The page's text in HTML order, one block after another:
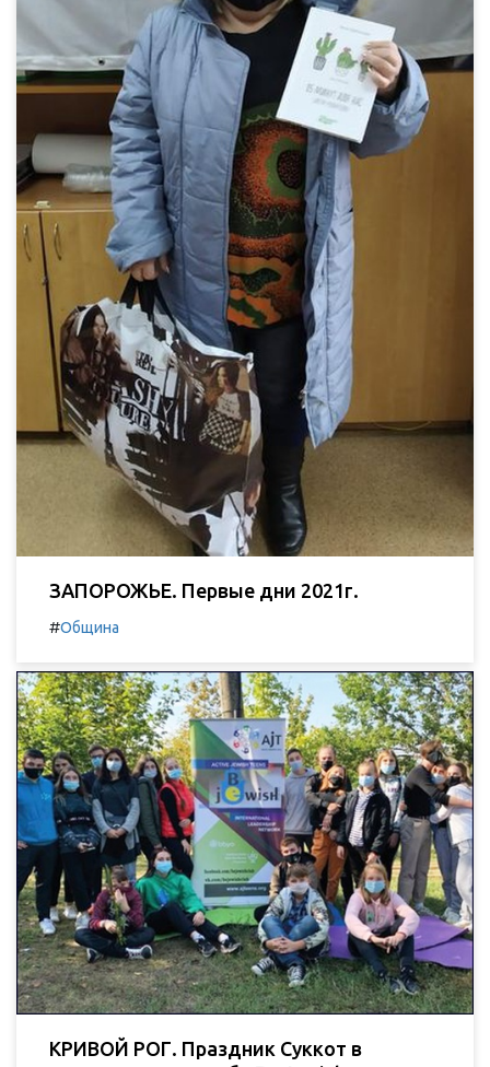
ЗАПОРОЖЬЕ. Первые дни 2021г.
#Община
КРИВОЙ РОГ. Праздник Суккот в